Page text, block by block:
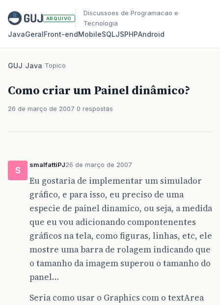
ARQUIVO
Discussoes de Programacao e
Tecnologia
JavaGeralFront‑endMobileSQLJSPHPAndroid
GUJ/Java/Topico
Como criar um Painel dinâmico?
26 de março de 2007 0 respostas
S
smalfattiPJ26 de março de 2007
Eu gostaria de implementar um simulador
gráfico, e para isso, eu preciso de uma
especie de painel dinamico, ou seja, a medida
que eu vou adicionando compontenentes
gráficos na tela, como figuras, linhas, etc, ele
mostre uma barra de rolagem indicando que
o tamanho da imagem superou o tamanho do
panel…
Seria como usar o Graphics com o textArea